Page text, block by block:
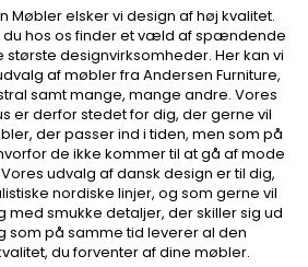
Møbler elsker vi design af høj kvalitet.
du hos os finder et væld af spændende
designvirksomheder. Her kan vi
af møbler fra Andersen Furniture,
samt mange, mange andre. Vores
er derfor stedet for dig, der gerne vil
der passer ind i tiden, men som på
de ikke kommer til at gå af mode
udvalg af dansk design er til dig,
nordiske linjer, og som gerne vil
med smukke detaljer, der skiller sig ud
på samme tid leverer al den
du forventer af dine møbler.